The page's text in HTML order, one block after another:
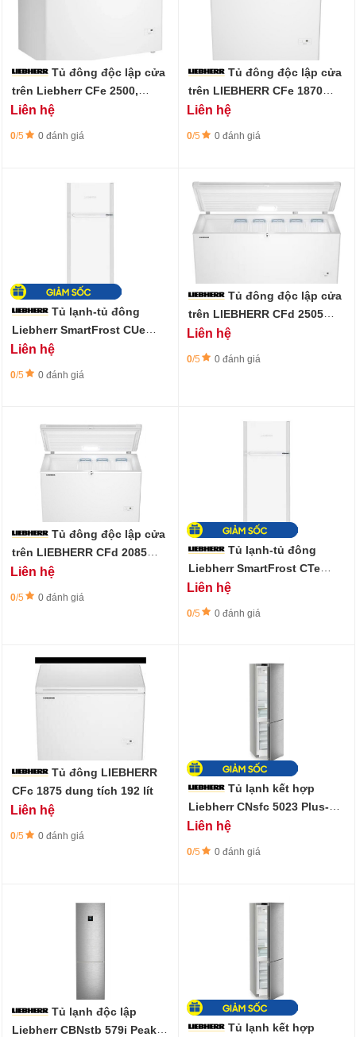
Tủ đông độc lập cửa
trên Liebherr CFe 2500,
dung tích 497 lít
Liên hệ
0/5 0 đánh giá
Tủ đông độc lập cửa
trên LIEBHERR CFe 1870
dung tích 281 lít
Liên hệ
0/5 0 đánh giá
Tủ lạnh-tủ đông
Liebherr SmartFrost CUe
2331-210 lít
Liên hệ
0/5 0 đánh giá
Tủ đông độc lập cửa
trên LIEBHERR CFd 2505
Plus dung tích 359 lít
Liên hệ
0/5 0 đánh giá
Tủ đông độc lập cửa
trên LIEBHERR CFd 2085
Plus dung tích 248 lít
Liên hệ
0/5 0 đánh giá
Tủ lạnh-tủ đông
Liebherr SmartFrost CTe
2131-196 lít
Liên hệ
0/5 0 đánh giá
Tủ đông LIEBHERR
CFc 1875 dung tích 192 lít
Liên hệ
0/5 0 đánh giá
Tủ lạnh kết hợp
Liebherr CNsfc 5023 Plus-
280 lít
Liên hệ
0/5 0 đánh giá
Tủ lạnh độc lập
Liebherr CBNstb 579i Peak
Tủ lạnh kết hợp